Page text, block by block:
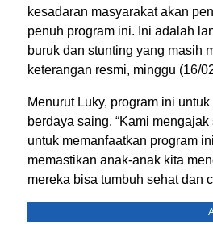
kesadaran masyarakat akan
penuh program ini. Ini adalah
buruk dan stunting yang masih
keterangan resmi, minggu (16/
Menurut Luky, program ini
berdaya saing. “Kami
untuk memanfaatkan program
memastikan anak-anak kita
mereka bisa tumbuh sehat dan